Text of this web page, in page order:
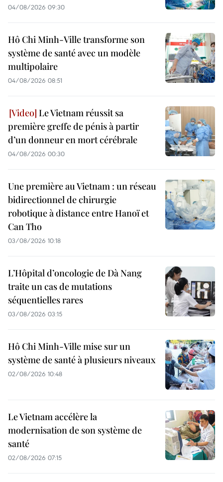
04/08/2026 09:30
Hô Chi Minh-Ville transforme son
système de santé avec un modèle
multipolaire
04/08/2026 08:51
Le Vietnam réussit sa
première greffe de pénis à partir
d’un donneur en mort cérébrale
04/08/2026 00:30
Une première au Vietnam : un réseau
bidirectionnel de chirurgie
robotique à distance entre Hanoï et
Can Tho
03/08/2026 10:18
L’Hôpital d’oncologie de Dà Nang
traite un cas de mutations
séquentielles rares
03/08/2026 03:15
Hô Chi Minh-Ville mise sur un
système de santé à plusieurs niveaux
02/08/2026 10:48
Le Vietnam accélère la
modernisation de son système de
santé
02/08/2026 07:15